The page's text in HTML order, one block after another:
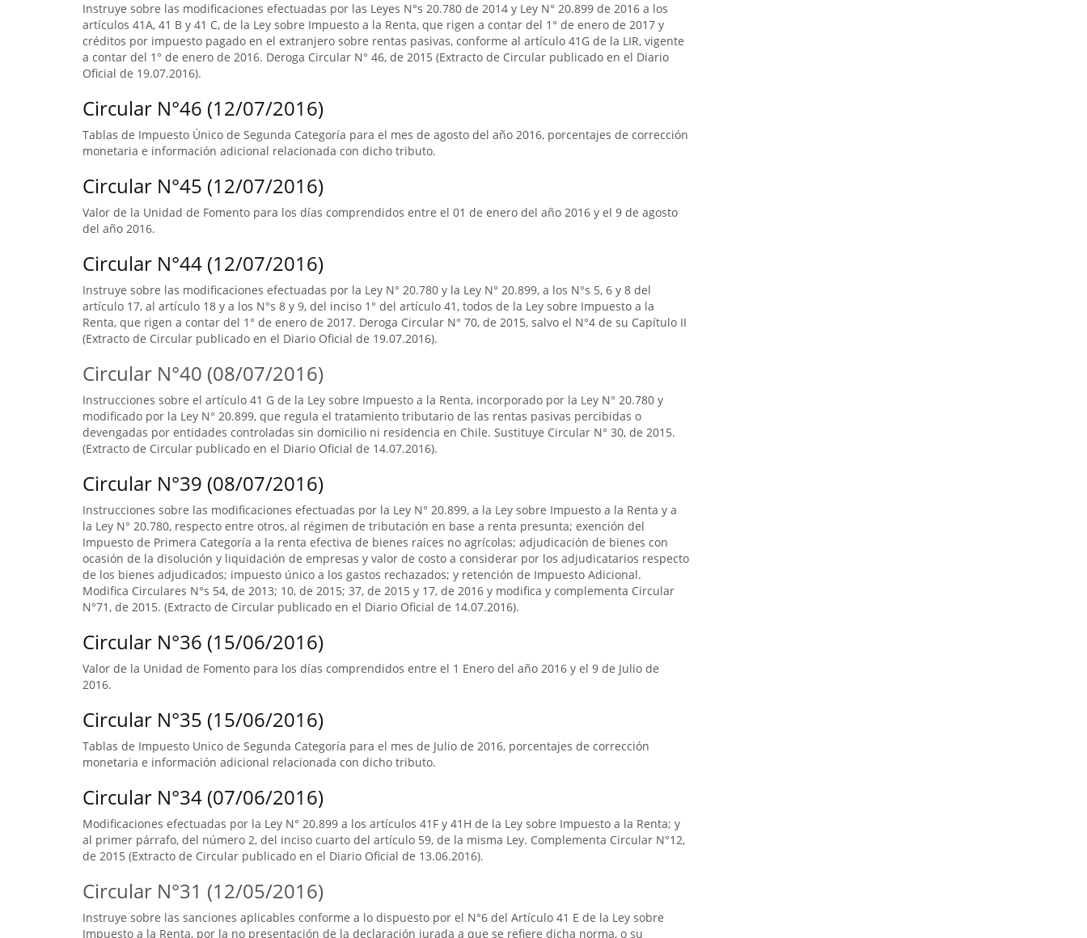
Instruye sobre las modificaciones efectuadas por las Leyes N°s 20.780 de 2014 y Ley N° 20.899 de 2016 a los
artículos 41A, 41 B y 41 C, de la Ley sobre Impuesto a la Renta, que rigen a contar del 1° de enero de 2017 y
créditos por impuesto pagado en el extranjero sobre rentas pasivas, conforme al artículo 41G de la LIR, vigente
a contar del 1° de enero de 2016. Deroga Circular N° 46, de 2015 (Extracto de Circular publicado en el Diario
Oficial de 19.07.2016).
Circular N°46 (12/07/2016)
Tablas de Impuesto Único de Segunda Categoría para el mes de agosto del año 2016, porcentajes de corrección
monetaria e información adicional relacionada con dicho tributo.
Circular N°45 (12/07/2016)
Valor de la Unidad de Fomento para los días comprendidos entre el 01 de enero del año 2016 y el 9 de agosto
del año 2016.
Circular N°44 (12/07/2016)
Instruye sobre las modificaciones efectuadas por la Ley N° 20.780 y la Ley N° 20.899, a los N°s 5, 6 y 8 del
artículo 17, al artículo 18 y a los N°s 8 y 9, del inciso 1° del artículo 41, todos de la Ley sobre Impuesto a la
Renta, que rigen a contar del 1° de enero de 2017. Deroga Circular N° 70, de 2015, salvo el N°4 de su Capítulo II
(Extracto de Circular publicado en el Diario Oficial de 19.07.2016).
Circular N°40 (08/07/2016)
Instrucciones sobre el artículo 41 G de la Ley sobre Impuesto a la Renta, incorporado por la Ley N° 20.780 y
modificado por la Ley N° 20.899, que regula el tratamiento tributario de las rentas pasivas percibidas o
devengadas por entidades controladas sin domicilio ni residencia en Chile. Sustituye Circular N° 30, de 2015.
(Extracto de Circular publicado en el Diario Oficial de 14.07.2016).
Circular N°39 (08/07/2016)
Instrucciones sobre las modificaciones efectuadas por la Ley N° 20.899, a la Ley sobre Impuesto a la Renta y a
la Ley N° 20.780, respecto entre otros, al régimen de tributación en base a renta presunta; exención del
Impuesto de Primera Categoría a la renta efectiva de bienes raíces no agrícolas; adjudicación de bienes con
ocasión de la disolución y liquidación de empresas y valor de costo a considerar por los adjudicatarios respecto
de los bienes adjudicados; impuesto único a los gastos rechazados; y retención de Impuesto Adicional.
Modifica Circulares N°s 54, de 2013; 10, de 2015; 37, de 2015 y 17, de 2016 y modifica y complementa Circular
N°71, de 2015. (Extracto de Circular publicado en el Diario Oficial de 14.07.2016).
Circular N°36 (15/06/2016)
Valor de la Unidad de Fomento para los días comprendidos entre el 1 Enero del año 2016 y el 9 de Julio de
2016.
Circular N°35 (15/06/2016)
Tablas de Impuesto Unico de Segunda Categoría para el mes de Julio de 2016, porcentajes de corrección
monetaria e información adicional relacionada con dicho tributo.
Circular N°34 (07/06/2016)
Modificaciones efectuadas por la Ley N° 20.899 a los artículos 41F y 41H de la Ley sobre Impuesto a la Renta; y
al primer párrafo, del número 2, del inciso cuarto del artículo 59, de la misma Ley. Complementa Circular N°12,
de 2015 (Extracto de Circular publicado en el Diario Oficial de 13.06.2016).
Circular N°31 (12/05/2016)
Instruye sobre las sanciones aplicables conforme a lo dispuesto por el N°6 del Artículo 41 E de la Ley sobre
Impuesto a la Renta, por la no presentación de la declaración jurada a que se refiere dicha norma, o su